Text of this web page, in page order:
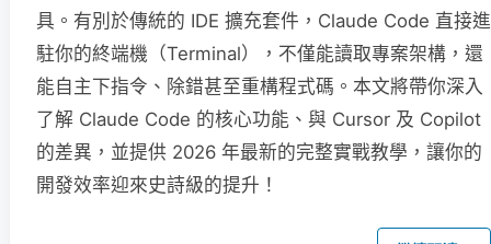
具。有別於傳統的 IDE 擴充套件，Claude Code 直接進
駐你的終端機（Terminal），不僅能讀取專案架構，還
能自主下指令、除錯甚至重構程式碼。本文將帶你深入
了解 Claude Code 的核心功能、與 Cursor 及 Copilot
的差異，並提供 2026 年最新的完整實戰教學，讓你的
開發效率迎來史詩級的提升！